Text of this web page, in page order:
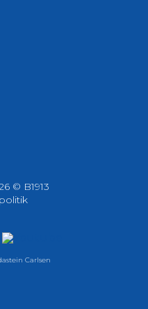
© B1913
Carlsen